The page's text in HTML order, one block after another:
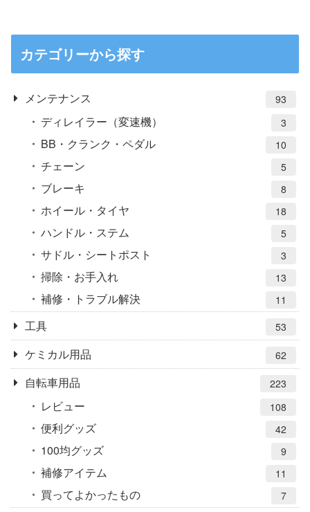
カテゴリーから探す
メンテナンス 93
ディレイラー（変速機） 3
BB・クランク・ペダル 10
チェーン 5
ブレーキ 8
ホイール・タイヤ 18
ハンドル・ステム 5
サドル・シートポスト 3
掃除・お手入れ 13
補修・トラブル解決 11
工具 53
ケミカル用品 62
自転車用品 223
レビュー 108
便利グッズ 42
100均グッズ 9
補修アイテム 11
買ってよかったもの 7